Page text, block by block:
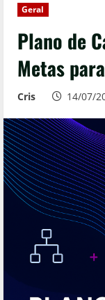
Geral
Plano de
Metas
Cris 14/07/